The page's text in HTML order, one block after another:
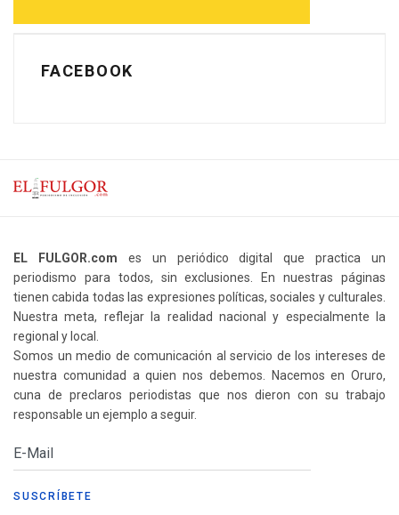
FACEBOOK
EL FULGOR.com es un periódico digital que practica un
periodismo para todos, sin exclusiones. En nuestras páginas
tienen cabida todas las expresiones políticas, sociales y culturales.
Nuestra meta, reflejar la realidad nacional y especialmente la
regional y local.
Somos un medio de comunicación al servicio de los intereses de
nuestra comunidad a quien nos debemos. Nacemos en Oruro,
cuna de preclaros periodistas que nos dieron con su trabajo
responsable un ejemplo a seguir.